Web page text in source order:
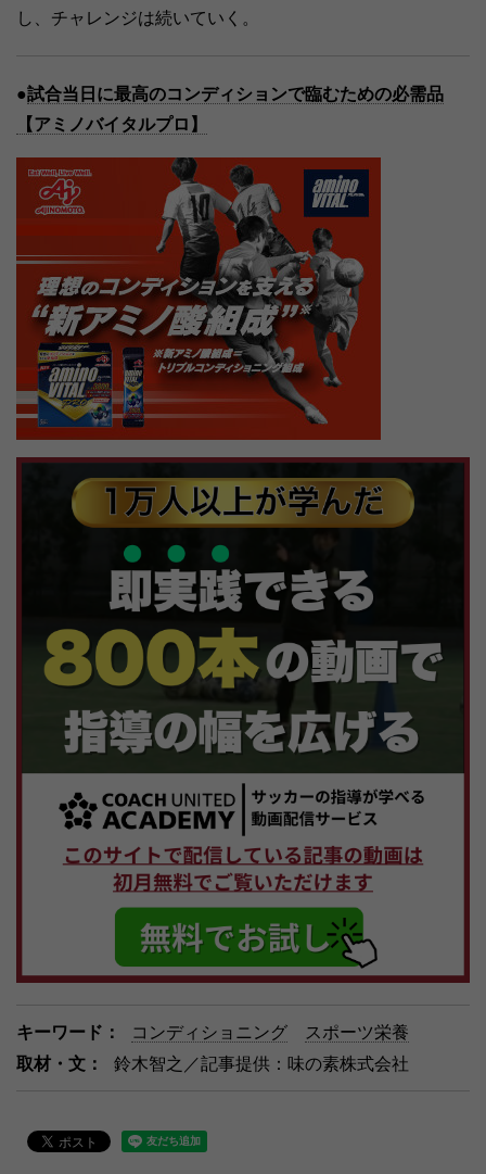
し、チャレンジは続いていく。
●試合当日に最高のコンディションで臨むための必需品
【アミノバイタルプロ】
キーワード： コンディショニング
スポーツ栄養
取材・文：
鈴木智之／記事提供：味の素株式会社